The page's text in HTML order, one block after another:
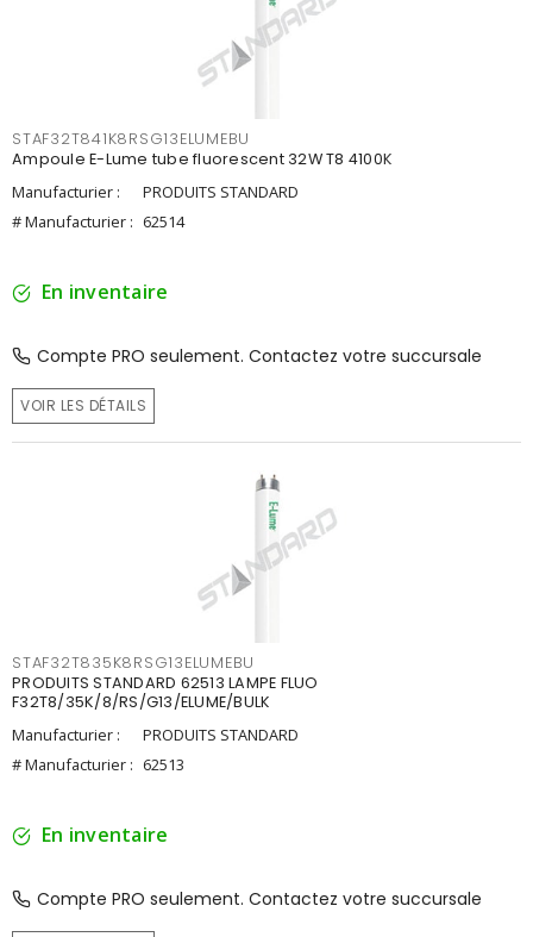
STAF32T841K8RSG13ELUMEBU
Ampoule E-Lume tube fluorescent 32W T8 4100K
Manufacturier :
PRODUITS STANDARD
# Manufacturier : 62514
En inventaire
Compte PRO seulement. Contactez votre succursale
VOIR LES DÉTAILS
STAF32T835K8RSG13ELUMEBU
PRODUITS STANDARD 62513 LAMPE FLUO
F32T8/35K/8/RS/G13/ELUME/BULK
Manufacturier :
PRODUITS STANDARD
# Manufacturier : 62513
En inventaire
Compte PRO seulement. Contactez votre succursale